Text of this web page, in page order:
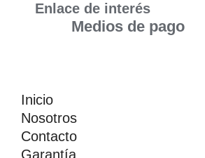
Enlace de interés
Medios de pago
Inicio
Nosotros
Contacto
Garantía